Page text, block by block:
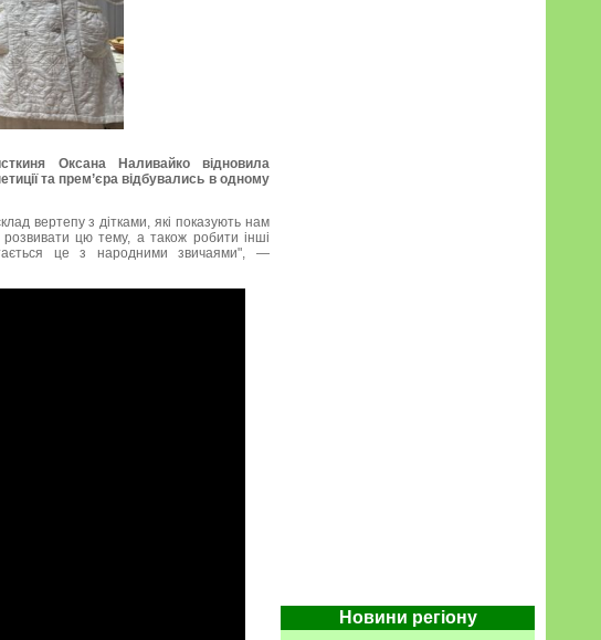
Новини регіону
Оксана Наливайко відновила
та прем’єра відбувались в одному
вертепу з дітками, які показують нам
цю тему, а також робити інші
це з народними звичаями", —